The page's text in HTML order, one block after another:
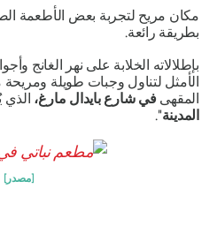
مكان مريح لتجربة بعض الأطعمة
بطريقة رائعة.
بإطلالاته الخلابة على نهر الغانج
الأمثل لتناول وجبات طويلة ومريحة
المقهى في شارع بايدال مارغ،الذي
المدينة".
[مصدر]